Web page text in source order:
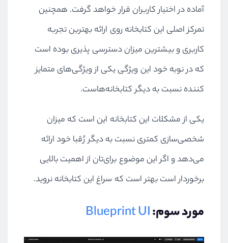
آماده در اختیار کاربران قرار خواهد گرفت. همچنین
تمرکز اصلی این کتابخانه روی ارائه بهترین تجربه
کاربری و بیشترین میزان دسترسی پذیری بوده است
که در نوبه خود این ویژگی یکی از ویژگی‌های متمایز
کننده نسبت به دیگر کتابخانه‌هاست.
یکی از مشکلات این کتابخانه این است که میزان
شخصی‌سازی کمتری نسبت به دیگر رُقبا خود ارائه
می‌دهد و اگر این موضوع برای‌تان از اهمیت بالایی
برخوردار است بهتر است که سراغ این کتابخانه نروید.
مورد سوم:Blueprint UI